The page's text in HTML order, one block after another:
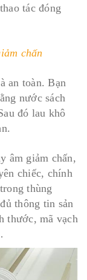
tác đóng
chấn
an toàn. Bạn
nước sách
đó lau khô
âm giảm chấn,
chiếc, chính
thùng
thông tin sản
thước, mã vạch